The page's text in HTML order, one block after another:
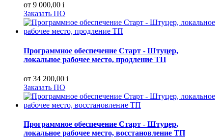
от 9 000,00 i
Заказать ПО
Программное обеспечение Старт - Штуцер,
локальное рабочее место, продление ТП
от 34 200,00 i
Заказать ПО
Программное обеспечение Старт - Штуцер,
локальное рабочее место, восстановление ТП